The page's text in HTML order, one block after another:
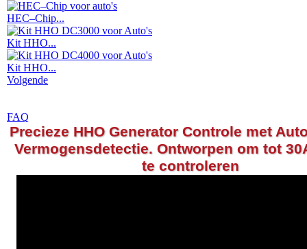
HEC–Chip...
Kit HHO...
Kit HHO...
Volgende
FAQ
Precieze HHO Generator Controle met
Vermogensdetectie. Ontworpen om tot
te controleren